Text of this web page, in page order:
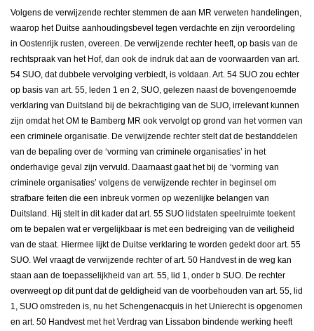
Volgens de verwijzende rechter stemmen de aan MR verweten handelingen,
waarop het Duitse aanhoudingsbevel tegen verdachte en zijn veroordeling
in Oostenrijk rusten, overeen. De verwijzende rechter heeft, op basis van de
rechtspraak van het Hof, dan ook de indruk dat aan de voorwaarden van art.
54 SUO, dat dubbele vervolging verbiedt, is voldaan. Art. 54 SUO zou echter
op basis van art. 55, leden 1 en 2, SUO, gelezen naast de bovengenoemde
verklaring van Duitsland bij de bekrachtiging van de SUO, irrelevant kunnen
zijn omdat het OM te Bamberg MR ook vervolgt op grond van het vormen van
een criminele organisatie. De verwijzende rechter stelt dat de bestanddelen
van de bepaling over de ‘vorming van criminele organisaties’ in het
onderhavige geval zijn vervuld. Daarnaast gaat het bij de ‘vorming van
criminele organisaties’ volgens de verwijzende rechter in beginsel om
strafbare feiten die een inbreuk vormen op wezenlijke belangen van
Duitsland. Hij stelt in dit kader dat art. 55 SUO lidstaten speelruimte toekent
om te bepalen wat er vergelijkbaar is met een bedreiging van de veiligheid
van de staat. Hiermee lijkt de Duitse verklaring te worden gedekt door art. 55
SUO. Wel vraagt de verwijzende rechter of art. 50 Handvest in de weg kan
staan aan de toepasselijkheid van art. 55, lid 1, onder b SUO. De rechter
overweegt op dit punt dat de geldigheid van de voorbehouden van art. 55, lid
1, SUO omstreden is, nu het Schengenacquis in het Unierecht is opgenomen
en art. 50 Handvest met het Verdrag van Lissabon bindende werking heeft